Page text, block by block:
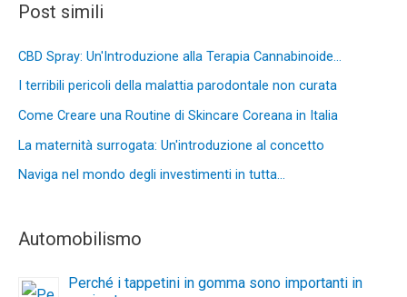
Post simili
CBD Spray: Un'Introduzione alla Terapia Cannabinoide…
I terribili pericoli della malattia parodontale non curata
Come Creare una Routine di Skincare Coreana in Italia
La maternità surrogata: Un'introduzione al concetto
Naviga nel mondo degli investimenti in tutta…
Automobilismo
Perché i tappetini in gomma sono importanti in